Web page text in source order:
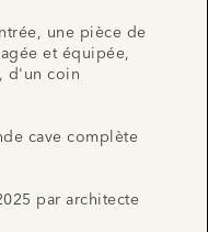
une pièce de
et équipée,
d'un coin
cave complète
par architecte